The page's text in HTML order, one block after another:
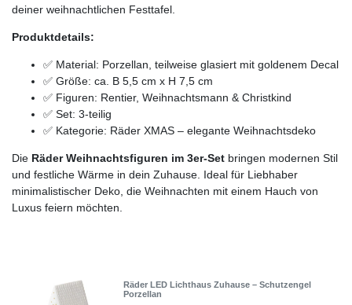
deiner weihnachtlichen Festtafel.
Produktdetails:
✅ Material: Porzellan, teilweise glasiert mit goldenem Decal
✅ Größe: ca. B 5,5 cm x H 7,5 cm
✅ Figuren: Rentier, Weihnachtsmann & Christkind
✅ Set: 3-teilig
✅ Kategorie: Räder XMAS – elegante Weihnachtsdeko
Die Räder Weihnachtsfiguren im 3er-Set bringen modernen Stil
und festliche Wärme in dein Zuhause. Ideal für Liebhaber
minimalistischer Deko, die Weihnachten mit einem Hauch von
Luxus feiern möchten.
Räder LED Lichthaus Zuhause – Schutzengel
Porzellan